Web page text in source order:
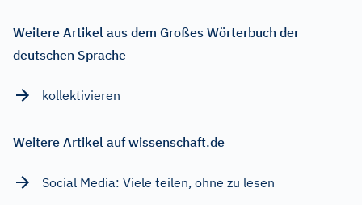
Weitere Artikel aus dem Großes Wörterbuch der
deutschen Sprache
kollektivieren
Weitere Artikel auf wissenschaft.de
Social Media: Viele teilen, ohne zu lesen